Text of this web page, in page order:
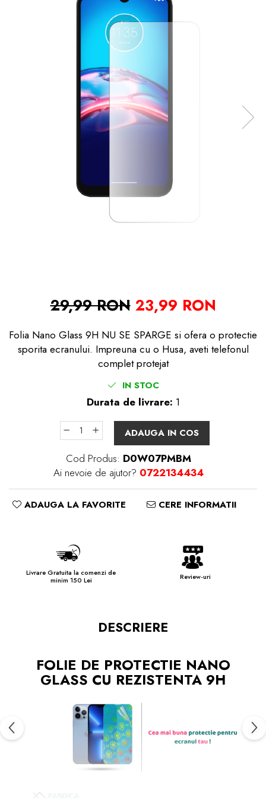
29,99 RON 23,99 RON
Folia Nano Glass 9H NU SE SPARGE si ofera o protectie
sporita ecranului. Impreuna cu o Husa, aveti telefonul
complet protejat
IN STOC
Durata de livrare: 1
ADAUGA IN COS
Cod Produs: D0W07PMBM
Ai nevoie de ajutor? 0722134434
ADAUGA LA FAVORITE CERE INFORMATII
Livrare Gratuita la comenzi de
minim 150 Lei
Review-uri
DESCRIERE
FOLIE DE PROTECTIE NANO
GLASS CU REZISTENTA 9H